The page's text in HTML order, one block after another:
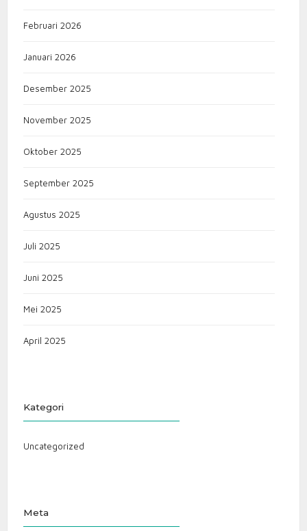
Februari 2026
Januari 2026
Desember 2025
November 2025
Oktober 2025
September 2025
Agustus 2025
Juli 2025
Juni 2025
Mei 2025
April 2025
Kategori
Uncategorized
Meta